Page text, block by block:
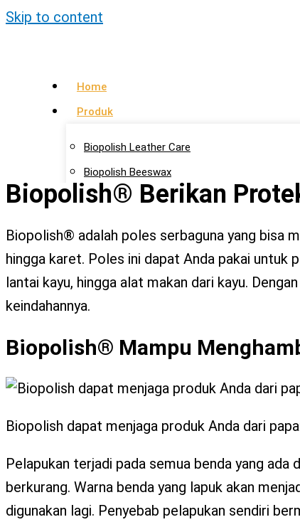
Skip to content
Home
Produk
Biopolish Leather Care
Biopolish Beeswax
Biopolish Natural Oil
Artikel
Lokasi Agen
Kontak Kami
Biopolish® Berikan
Biopolish® adalah poles serbaguna yang bisa
hingga karet. Poles ini dapat Anda pakai
lantai kayu, hingga alat makan dari kayu.
keindahannya.
Biopolish® Mampu
Biopolish dapat menjaga produk Anda dari
Pelapukan terjadi pada semua benda yang ada
berkurang. Warna benda yang lapuk akan
digunakan lagi. Penyebab pelapukan sendiri